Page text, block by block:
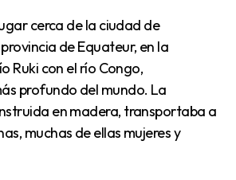
de Equateur, en la
Ruki con el río Congo,
profundo del mundo. La
en madera, transportaba a
muchas de ellas mujeres y